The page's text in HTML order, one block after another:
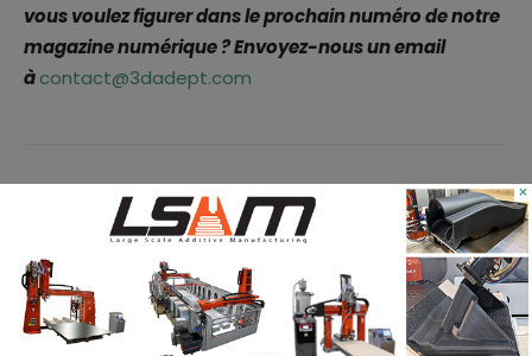
vous voulez figurer dans le prochain numéro de notre
magazine numérique ? Envoyez-nous un email
àcontact@3dadept.com
Facebook X WhatsApp Linkedin
×